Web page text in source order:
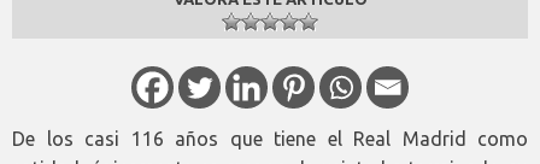
De los casi 116 años que tiene el Real Madrid como